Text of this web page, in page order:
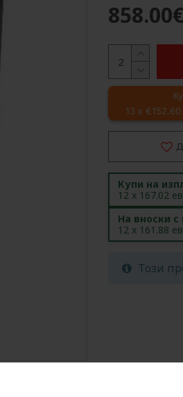
13 x
Купи на
12 x 167.02
На вноски
12 x 161.88
Този